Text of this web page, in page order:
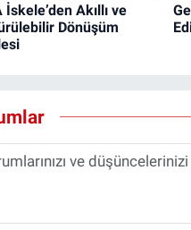
İskele’den Akıllı ve
Dönüşüm